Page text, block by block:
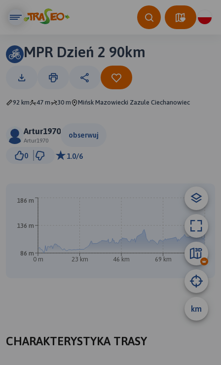
MPR Dzień 2 90km
92 km 47 m 30 m Mińsk Mazowiecki Zazule Ciechanowiec
Artur1970
Artur1970
obserwuj
0 1.0/6
B
km
0 m 23 km 46 km 69 km 92 km
86 m
136 m
186 m
CHARAKTERYSTYKA TRASY